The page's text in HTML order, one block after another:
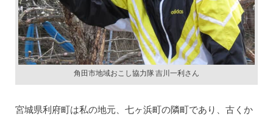
角田市地域おこし協力隊 吉川一利さん
宮城県利府町は私の地元、七ヶ浜町の隣町であり、古くか